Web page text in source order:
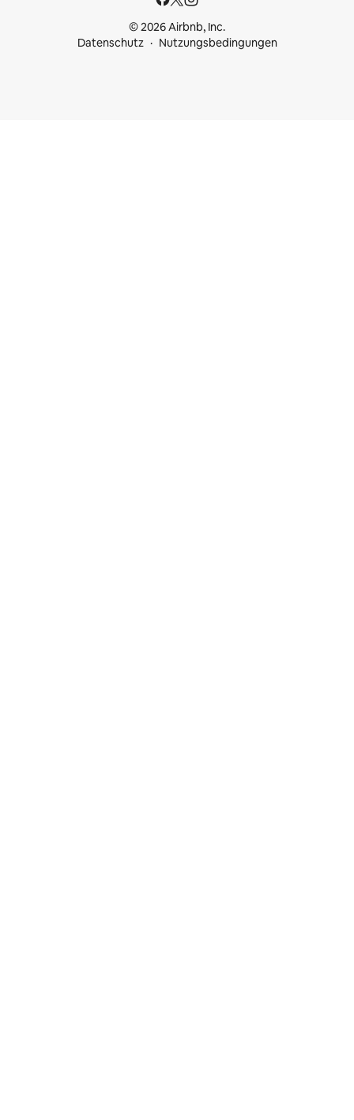
© 2026 Airbnb, Inc.
Datenschutz
Nutzungsbedingungen